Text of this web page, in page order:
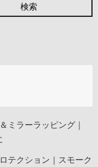
検索
ミラーラッピング｜
テクション｜スモーク